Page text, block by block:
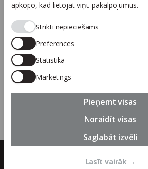
apkopo, kad lietojat viņu pakalpojumus.
Strikti nepieciešams
Preferences
Statistika
Mārketings
Saglabāt izvēli
Noraidīt visas
Pieņemt visas
Lasīt vairāk→
Piesakies jaunumiem
© 2026 SIA "Linguanet" visas tiesības
saskaņošanas satura pārpublicēšana aizliegta.